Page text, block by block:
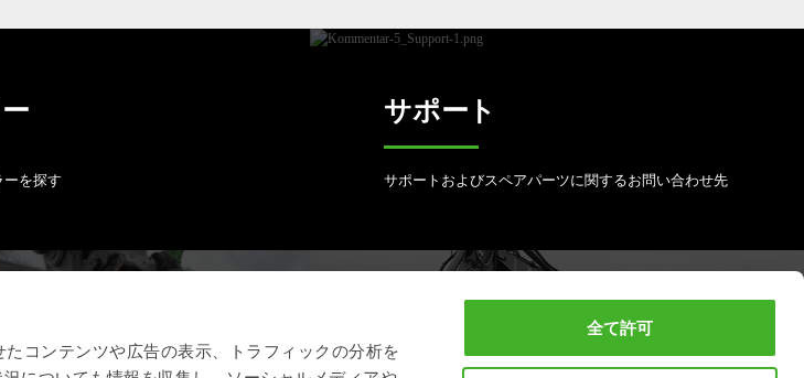
コンテンツや広告の表示、トラフィックの分析を
全て許可
ーを探す
サポート
サポートおよびスペアパーツに関するお問い合わせ先
規格 フルサービスの予約